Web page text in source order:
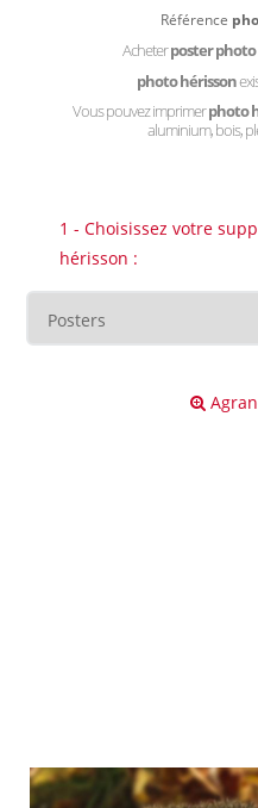
Référence
Acheterposter
photo hérisson
Vous pouvez imprimerphoto
aluminium, bois,
1 - Choisissez votre
hérisson :